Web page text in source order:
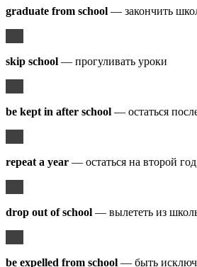
graduate from school — закончить
skip school — прогуливать уроки
be kept in after school — остаться
repeat a year — остаться на второй год
drop out of school — вылететь из
be expelled from school — быть